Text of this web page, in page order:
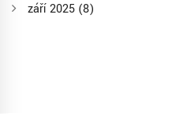
září 2025 (8)